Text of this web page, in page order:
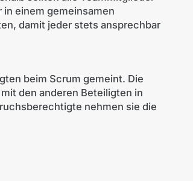
einem gemeinsamen
damit jeder stets ansprechbar
beim Scrum gemeint. Die
den anderen Beteiligten in
nehmen sie die